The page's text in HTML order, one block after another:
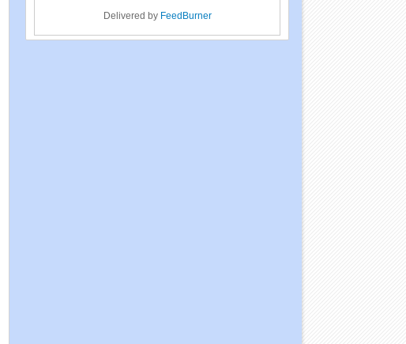
Delivered by FeedBurner